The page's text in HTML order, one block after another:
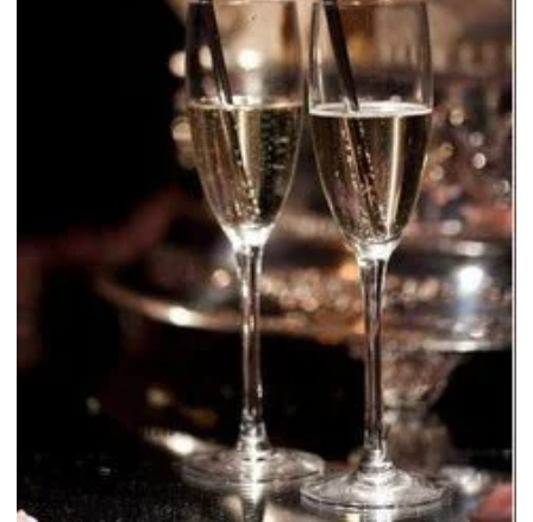
Trefilação de metais não ferrosos
Trefilação de tubos de aço inoxidável
Trefilação de tubos de alumínio
Trefilação de tubos de cobre
Trefilação de tubos de latão
Trefilação de vergalhões de aço inoxidável
Trefilação de vergalhões de alumínio
Trefilação de vergalhões de cobre
Trefilação de vergalhões de latão
Trefilado de inox
Tubo de aluminio quadrado